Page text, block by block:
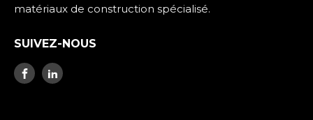
matériaux de construction spécialisé.
SUIVEZ-NOUS